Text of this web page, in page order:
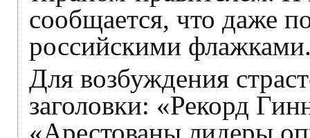
сообщается, что даже
российскими
Для возбуждения
заголовки: «Рекорд